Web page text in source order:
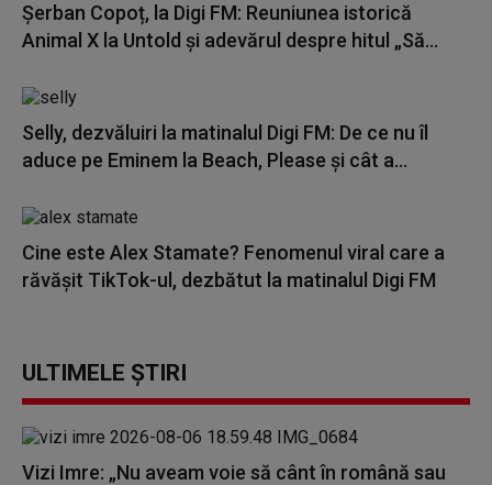
Șerban Copoț, la Digi FM: Reuniunea istorică
Animal X la Untold și adevărul despre hitul „Să...
Selly, dezvăluiri la matinalul Digi FM: De ce nu îl
aduce pe Eminem la Beach, Please și cât a...
Cine este Alex Stamate? Fenomenul viral care a
răvășit TikTok-ul, dezbătut la matinalul Digi FM
ULTIMELE ȘTIRI
Vizi Imre: „Nu aveam voie să cânt în română sau